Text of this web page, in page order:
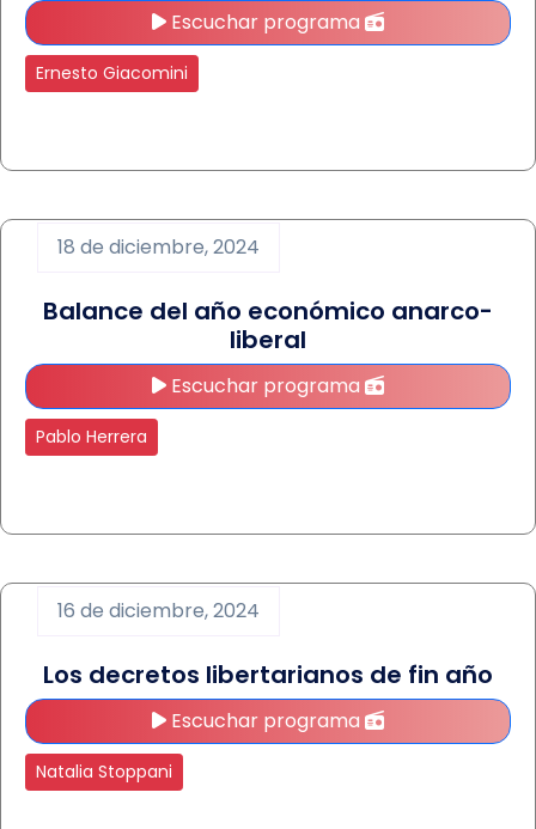
Escuchar programa
Ernesto Giacomini
18 de diciembre, 2024
Balance del año económico anarco-
liberal
Escuchar programa
Pablo Herrera
16 de diciembre, 2024
Los decretos libertarianos de fin año
Escuchar programa
Natalia Stoppani